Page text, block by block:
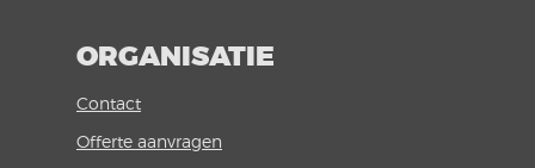
ORGANISATIE
Contact
Offerte aanvragen